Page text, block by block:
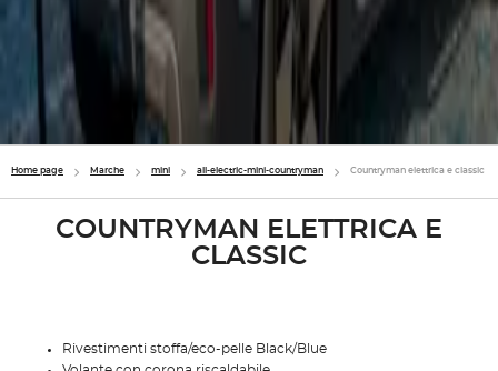
Home page Marche mini all-electric-mini-countryman Countryman elettrica e classic
COUNTRYMAN ELETTRICA E
CLASSIC
Rivestimenti stoffa/eco-pelle Black/Blue